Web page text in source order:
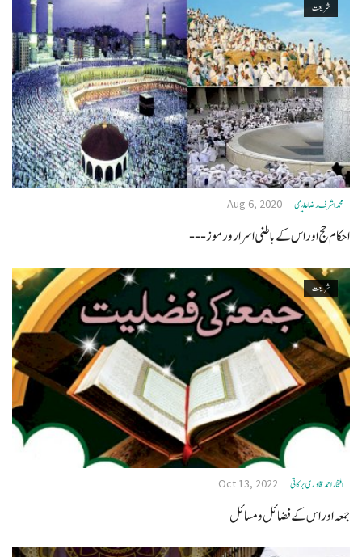
شریعت
محمد اشرف رضا علیمی Aug 6, 2020
احکام حج اور اس کے باطنی اسرار ورموز---
شریعت
افتخاراحمدقادری برکاتی Oct 13, 2022
جمعہ اوراس کے فضائل ومسائل